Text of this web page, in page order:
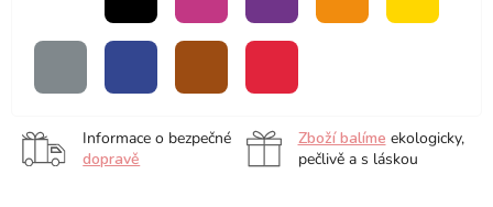
blender
Informace o bezpečné
dopravě
Zboží balíme ekologicky,
pečlivě a s láskou